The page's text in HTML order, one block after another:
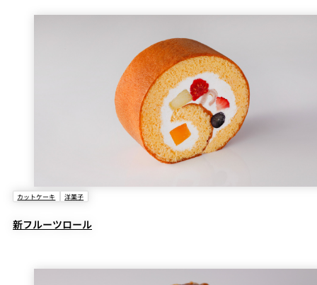
カットケーキ 洋菓子
新フルーツロール